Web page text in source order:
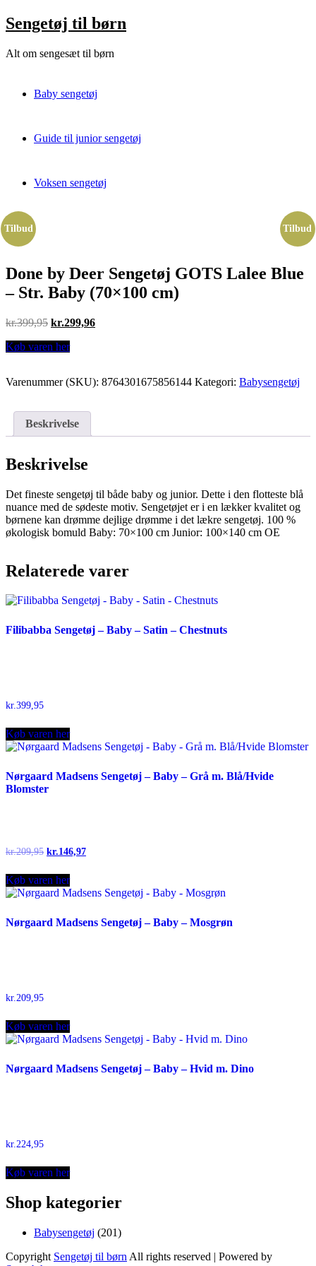
Skip
to
Sengetøj til børn
Alt om sengesæt til børn
Baby sengetøj
Guide til junior sengetøj
Voksen sengetøj
Tilbud
Done by Deer Sengetøj GOTS Lalee Blue
– Str. Baby (70×100 cm)
kr.399,95 Original
was:
kr.299,96Current
Køb varen her
Varenummer (SKU): 8764301675856144 Kategori: Babysengetøj
Beskrivelse
Beskrivelse
Det fineste sengetøj til både baby og junior. Dette i den flotteste blå
nuance med de sødeste motiv. Sengetøjet er i en lækker kvalitet og
børnene kan drømme dejlige drømme i det lækre sengetøj. 100 %
økologisk bomuld Baby: 70×100 cm Junior: 100×140 cm OE
Relaterede varer
Filibabba Sengetøj – Baby – Satin – Chestnuts
kr.399,95
Køb varen her
Tilbud
Nørgaard Madsens Sengetøj – Baby – Grå m. Blå/Hvide
Blomster
kr.209,95 Original
was:
kr.209,95.
kr.146,97Current
Køb varen her
Nørgaard Madsens Sengetøj – Baby – Mosgrøn
kr.209,95
Køb varen her
Nørgaard Madsens Sengetøj – Baby – Hvid m. Dino
kr. 224,95
Køb varen her
Shop kategorier
Babysengetøj 201201
Copyright Sengetøj til børn All rights reserved | Powered by